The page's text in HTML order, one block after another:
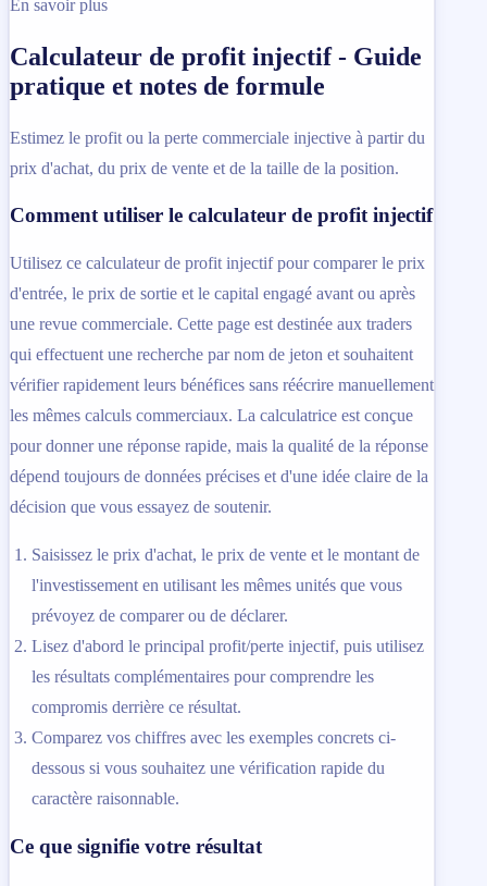
En savoir plus
Calculateur de profit injectif - Guide
pratique et notes de formule
Estimez le profit ou la perte commerciale injective à partir du
prix d'achat, du prix de vente et de la taille de la position.
Comment utiliser le calculateur de profit injectif
Utilisez ce calculateur de profit injectif pour comparer le prix
d'entrée, le prix de sortie et le capital engagé avant ou après
une revue commerciale. Cette page est destinée aux traders
qui effectuent une recherche par nom de jeton et souhaitent
vérifier rapidement leurs bénéfices sans réécrire manuellement
les mêmes calculs commerciaux. La calculatrice est conçue
pour donner une réponse rapide, mais la qualité de la réponse
dépend toujours de données précises et d'une idée claire de la
décision que vous essayez de soutenir.
Saisissez le prix d'achat, le prix de vente et le montant de
l'investissement en utilisant les mêmes unités que vous
prévoyez de comparer ou de déclarer.
Lisez d'abord le principal profit/perte injectif, puis utilisez
les résultats complémentaires pour comprendre les
compromis derrière ce résultat.
Comparez vos chiffres avec les exemples concrets ci-
dessous si vous souhaitez une vérification rapide du
caractère raisonnable.
Ce que signifie votre résultat